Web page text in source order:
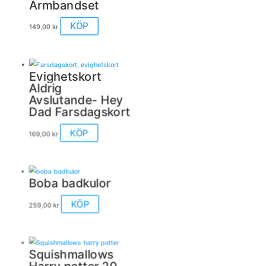
Armbandset
149,00 kr KÖP
Evighetskort
Aldrig
Avslutande- Hey
Dad Farsdagskort
169,00 kr KÖP
Boba badkulor
259,00 kr KÖP
Squishmallows